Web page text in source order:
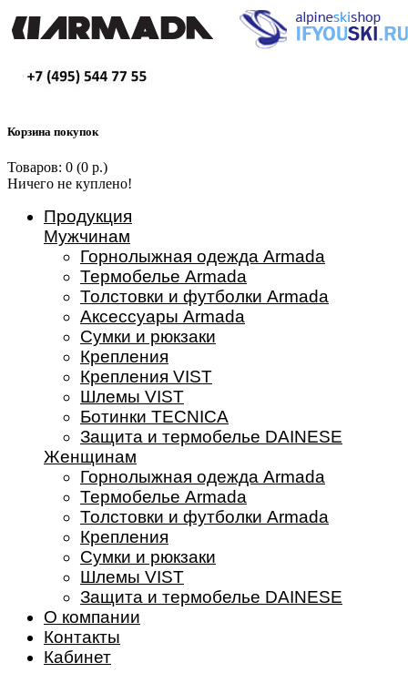
Корзина покупок
Товаров: 0 (0 р.)
Ничего не куплено!
Продукция
Мужчинам
Горнолыжная одежда Armada
Термобелье Armada
Толстовки и футболки Armada
Аксессуары Armada
Сумки и рюкзаки
Крепления
Крепления VIST
Шлемы VIST
Ботинки TECNICA
Защита и термобелье DAINESE
Женщинам
Горнолыжная одежда Armada
Термобелье Armada
Толстовки и футболки Armada
Крепления
Сумки и рюкзаки
Шлемы VIST
Защита и термобелье DAINESE
О компании
Контакты
Кабинет